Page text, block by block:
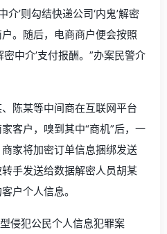
介’则勾结快递公司‘内鬼’解密
。随后，电商商户便会按照
中介’支付报酬。”办案民警介
陈某等中间商在互联网平台
客户，嗅到其中“商机”后，一
家将加密订单信息捆绑发送
手发送给数据解密人员胡某
户个人信息。
侵犯公民个人信息犯罪案